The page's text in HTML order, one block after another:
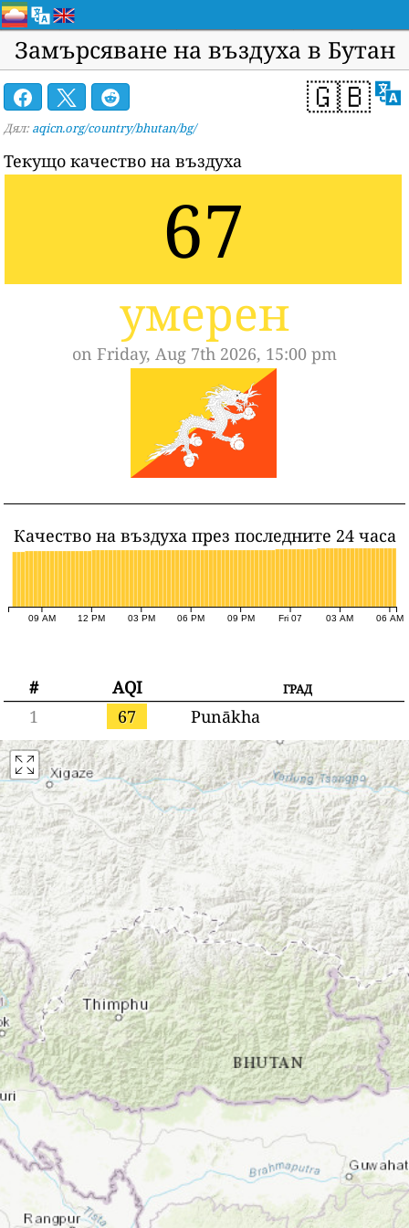
Замърсяване на въздуха в Бутан
🇬🇧
Дял: aqicn.org/country/bhutan/bg/
Текущо качество на въздуха
67
умерен
on Friday, Aug 7th 2026, 15:00 pm
Качество на въздуха през последните 24 часа
09 AM 12 PM 03 PM 06 PM 09 PM Fri 07 03 AM 06 AM
# AQI
град
1
67 Punākha